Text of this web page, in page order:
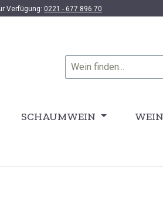
Verfügung: 0221 - 677 896 70
SCHAUMWEIN